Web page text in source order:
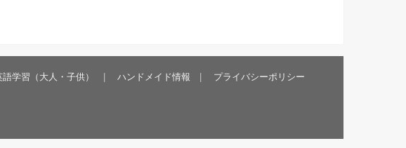
語学習（大人・子供） ハンドメイド情報 プライバシーポリシー